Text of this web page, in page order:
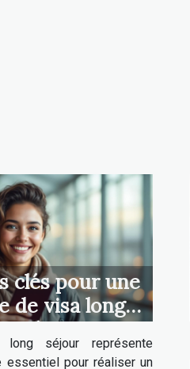
clés pour une
de visa long
réussie
séjour représente
essentiel pour réaliser un